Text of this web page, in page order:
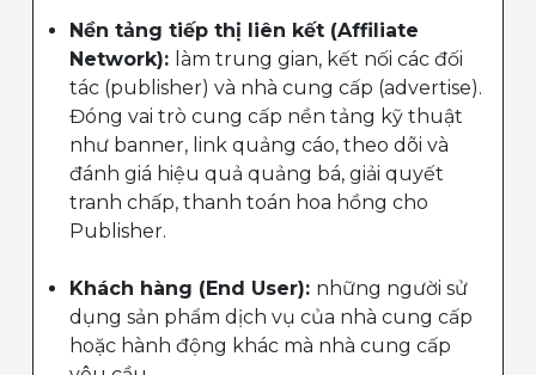
Nền tảng tiếp thị liên kết (Affiliate
Network): làm trung gian, kết nối các đối
tác (publisher) và nhà cung cấp (advertise).
Đóng vai trò cung cấp nền tảng kỹ thuật
như banner, link quảng cáo, theo dõi và
đánh giá hiệu quả quảng bá, giải quyết
tranh chấp, thanh toán hoa hồng cho
Publisher.
Khách hàng (End User): những người sử
dụng sản phẩm dịch vụ của nhà cung cấp
hoặc hành động khác mà nhà cung cấp